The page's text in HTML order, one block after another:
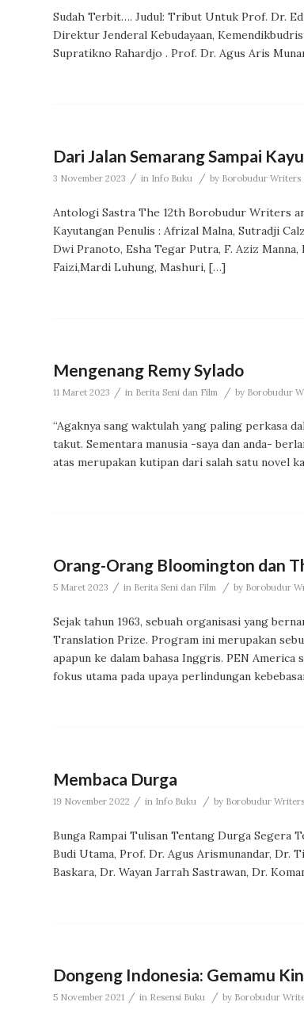
Sudah Terbit…. Judul: Tribut Untuk Prof. Dr.
Direktur Jenderal Kebudayaan,
Supratikno Rahardjo . Prof. Dr. Agus Aris
Dari Jalan Semarang Sampai
3 November 2023 / in Info Buku / by Borobudur Writers
Antologi Sastra The 12th Borobudur Writers
Kayutangan Penulis : Afrizal Malna, Sutradji
Dwi Pranoto, Esha Tegar Putra, F. Aziz Manna,
Faizi,Mardi Luhung, Mashuri, […]
Mengenang Remy Sylado
11 Maret 2023 / in Berita Seni dan Film / by Borobudur
“Agaknya sang waktulah yang paling perkasa
takut. Sementara manusia -saya dan anda-
atas merupakan kutipan dari salah satu novel
Orang-Orang Bloomington dan
5 Maret 2023 / in Berita Seni dan Film / by Borobudur
Sejak tahun 1963, sebuah organisasi yang
Translation Prize. Program ini merupakan
apapun ke dalam bahasa Inggris. PEN
fokus utama pada upaya perlindungan
Membaca Durga
19 November 2022 / in Info Buku / by Borobudur
Bunga Rampai Tulisan Tentang Durga Segera
Budi Utama, Prof. Dr. Agus Arismunandar, Dr.
Baskara, Dr. Wayan Jarrah Sastrawan, Dr.
Dongeng Indonesia: Gemamu
5 November 2021 / in Resensi Buku / by Borobudur